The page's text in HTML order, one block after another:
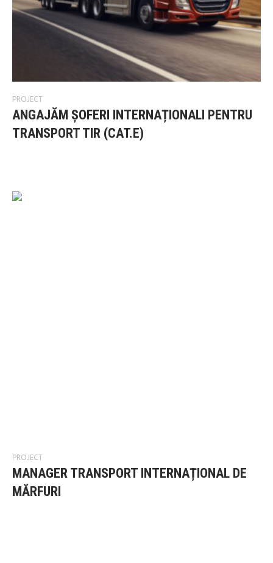
PROJECT
ANGAJĂM ȘOFERI INTERNAȚIONALI PENTRU
TRANSPORT TIR (CAT.E)
PROJECT
MANAGER TRANSPORT INTERNAȚIONAL DE
MĂRFURI